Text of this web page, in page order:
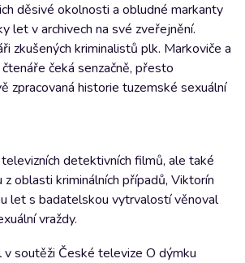
děsivé okolnosti a obludné markanty
let v archivech na své zveřejnění.
zkušených kriminalistů plk. Markoviče a
čeká senzačně, přesto
zpracovaná historie tuzemské sexuální
detektivních filmů, ale také
oblasti kriminálních případů, Viktorín
let s badatelskou vytrvalostí věnoval
vraždy.
soutěži České televize O dýmku